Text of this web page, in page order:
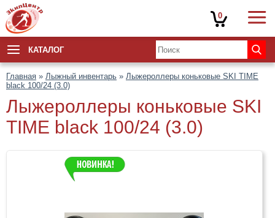
КАТАЛОГ
Главная » Лыжный инвентарь » Лыжероллеры коньковые SKI TIME
black 100/24 (3.0)
Лыжероллеры коньковые SKI
TIME black 100/24 (3.0)
0